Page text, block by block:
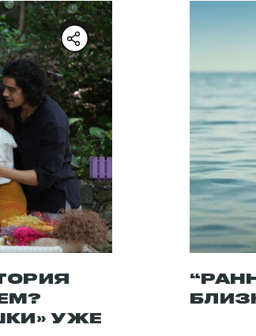
Тунджа, Берат Энильмез и др.
УЖЕ